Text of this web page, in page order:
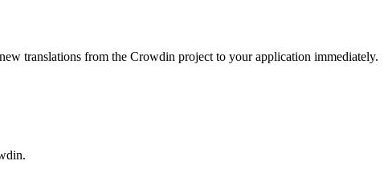
translations from the Crowdin project to your application immediately.